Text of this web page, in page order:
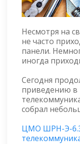
Несмотря на
не часто
панели.
иногда
Сегодня
приведению в
собрал
ЦМО ШРН-Э-